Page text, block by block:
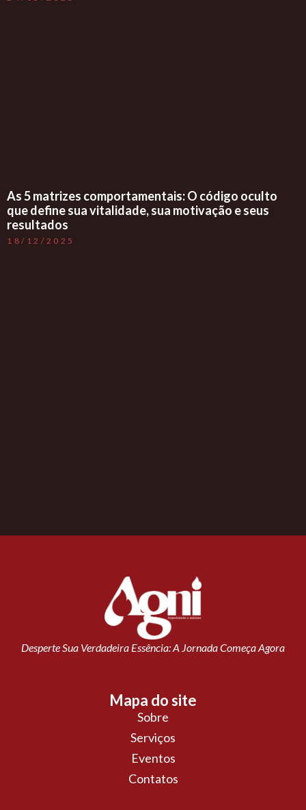
As 5 matrizes comportamentais: O código oculto
que define sua vitalidade, sua motivação e seus
resultados
18/12/2025
Desperte Sua Verdadeira Essência: A Jornada Começa Agora
Mapa do site
Sobre
Serviços
Eventos
Contatos